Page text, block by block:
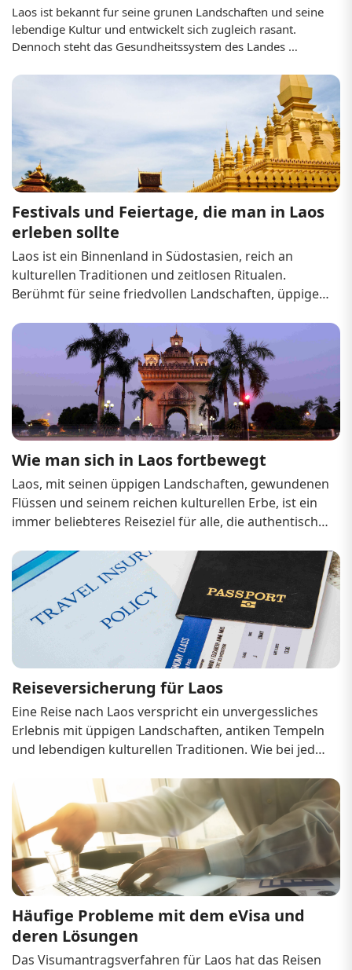
Laos ist bekannt fur seine grunen Landschaften und seine
lebendige Kultur und entwickelt sich zugleich rasant.
Dennoch steht das Gesundheitssystem des Landes
besonderen Herausforderungen. Ob Sie Einwohner, Expat
Gesundheitswesens in Laos ist entscheidend fur Ihre
Gesundheit und Sicherheit wahrend des Aufenthalts.
Wenn Sie fur medizinische Behandlung oder zur Erholung
nach Laos reisen, halten Sie bitte Ihr laotisch...
Festivals und Feiertage, die man in Laos
erleben sollte
Laos ist ein Binnenland in Südostasien, reich an
kulturellen Traditionen und zeitlosen Ritualen.
Berühmt für seine friedvollen Landschaften, üppiges
auch für seine lebhaften Feste und Feiertage
bekannt. Diese Ereignisse bieten einzigar...
Wie man sich in Laos fortbewegt
Laos, mit seinen üppigen Landschaften, gewundenen
Flüssen und seinem reichen kulturellen Erbe, ist ein
immer beliebteres Reiseziel für alle, die authentische
weniger entwickelten Land zurechtzufinden, kann
jedoch eine besondere Herausforderung sein...
Reiseversicherung für Laos
Eine Reise nach Laos verspricht ein unvergessliches
Erlebnis mit üppigen Landschaften, antiken Tempeln
und lebendigen kulturellen Traditionen. Wie bei jeder
unvorhergesehener Ereignisse, wie
Flugverspätungen, medizinischer Notfälle oder
Gepäckverl...
Häufige Probleme mit dem eVisa und
deren Lösungen
Das Visumantragsverfahren für Laos hat das Reisen